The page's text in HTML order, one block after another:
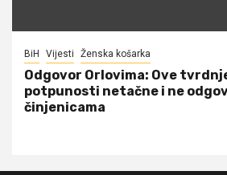
BiH Vijesti Ženska košarka
Odgovor Orlovima: ​Ove
potpunosti netačne i ne
činjenicama